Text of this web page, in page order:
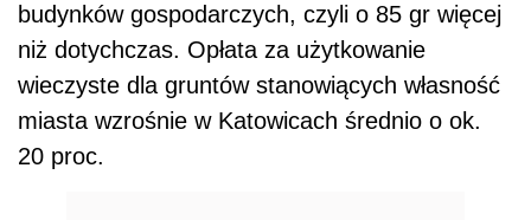
budynków gospodarczych, czyli o 85 gr więcej
niż dotychczas. Opłata za użytkowanie
wieczyste dla gruntów stanowiących własność
miasta wzrośnie w Katowicach średnio o ok.
20 proc.